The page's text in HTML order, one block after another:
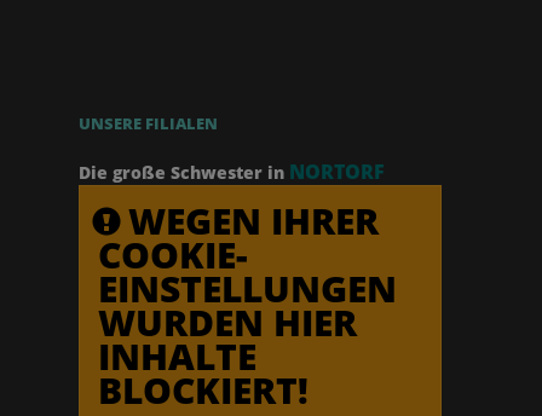
UNSERE FILIALEN
Die große Schwester in NORTORF
WEGEN IHRER
COOKIE-
EINSTELLUNGEN
WURDEN HIER
INHALTE
BLOCKIERT!